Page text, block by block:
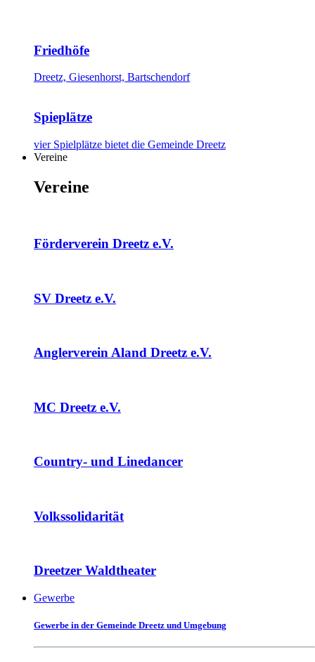
Friedhöfe
Dreetz, Giesenhorst, Bartschendorf
Spieplätze
vier Spielplätze bietet die Gemeinde Dreetz
Vereine
Vereine
Förderverein Dreetz e.V.
SV Dreetz e.V.
Anglerverein Aland Dreetz e.V.
MC Dreetz e.V.
Country- und Linedancer
Volkssolidarität
Dreetzer Waldtheater
Gewerbe
Gewerbe in der Gemeinde Dreetz und Umgebung